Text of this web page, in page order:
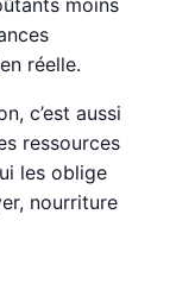
moins
réelle.
c’est aussi
ressources
les oblige
nourriture